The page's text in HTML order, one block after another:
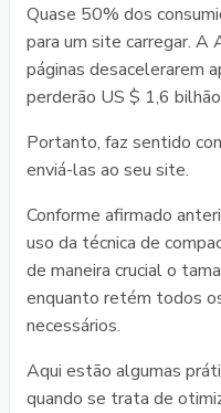
Quase 50% dos
para um site carregar. A
páginas desacelerarem
perderão US $ 1,6
Portanto, faz sentido
enviá-las ao seu site.
Conforme afirmado
uso da técnica de
de maneira crucial o
enquanto retém todos
necessários.
Aqui estão algumas
quando se trata de